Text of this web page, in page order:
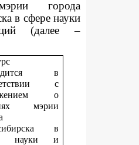
города
в сфере науки
(далее –
в
с
о
мэрии
в
науки и